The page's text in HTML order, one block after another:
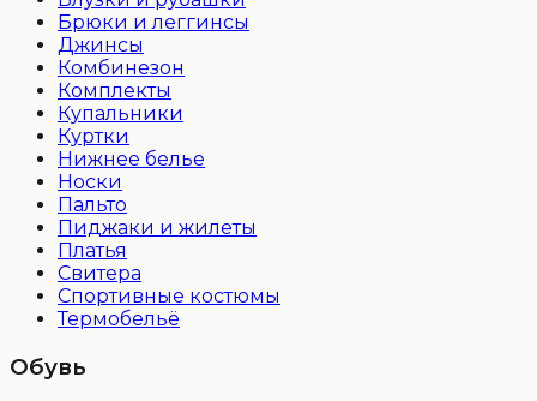
Брюки и леггинсы
Джинсы
Комбинезон
Комплекты
Купальники
Куртки
Нижнее белье
Носки
Пальто
Пиджаки и жилеты
Платья
Свитера
Спортивные костюмы
Термобельё
Обувь